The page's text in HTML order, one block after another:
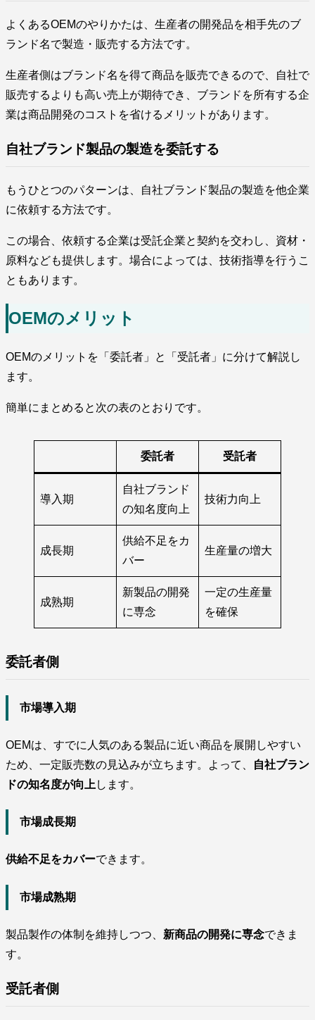
よくあるOEMのやりかたは、生産者の開発品を相手先のブ
ランド名で製造・販売する方法です。
生産者側はブランド名を得て商品を販売できるので、自社で
販売するよりも高い売上が期待でき、ブランドを所有する企
業は商品開発のコストを省けるメリットがあります。
自社ブランド製品の製造を委託する
もうひとつのパターンは、自社ブランド製品の製造を他企業
に依頼する方法です。
この場合、依頼する企業は受託企業と契約を交わし、資材・
原料なども提供します。場合によっては、技術指導を行うこ
ともあります。
OEMのメリット
OEMのメリットを「委託者」と「受託者」に分けて解説し
ます。
簡単にまとめると次の表のとおりです。
委託者 受託者
導入期
自社ブランド
の知名度向上
技術力向上
成長期
供給不足をカ
バー
生産量の増大
成熟期
新製品の開発
に専念
一定の生産量
を確保
委託者側
市場導入期
OEMは、すでに人気のある製品に近い商品を展開しやすい
ため、一定販売数の見込みが立ちます。よって、
自社ブラン
ドの知名度が向上 します。
市場成長期
供給不足をカバーできます。
市場成熟期
製品製作の体制を維持しつつ、 新商品の開発に専念できま
す。
受託者側